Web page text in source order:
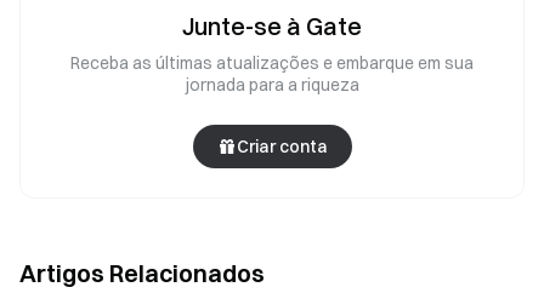
Junte-se à Gate
Receba as últimas atualizações e embarque em sua
jornada para a riqueza
Criar conta
Artigos Relacionados